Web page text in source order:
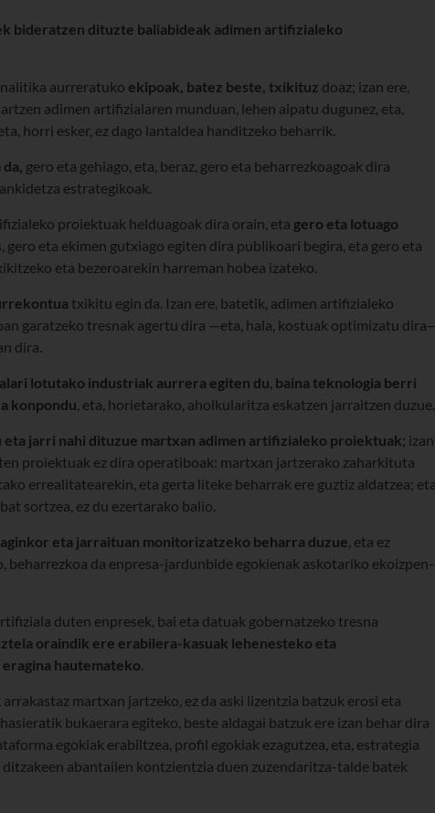
bideratzen dituzte baliabideak adimen artifizialeko
aurreratuko ekipoak, batez beste, txikituz doaz; izan ere,
adimen artifizialaren munduan, lehen aipatu dugunez, eta,
horri esker, ez dago lantaldea handitzeko beharrik.
gero eta gehiago, eta, beraz, gero eta beharrezkoagoak dira
estrategikoak.
proiektuak helduagoak dira orain, eta gero eta lotuago
gero eta ekimen gutxiago egiten dira publikoari begira, eta gero eta
eta bezeroarekin harreman hobea izateko.
txikitu egin da. Izan ere, batetik, adimen artifizialeko
garatzeko tresnak agertu dira —eta, hala, kostuak optimizatu
dira.
lotutako industriak aurrera egiten du baina teknologia berri
konpondu , eta, horietarako, aholkularitza eskatzen jarraitzen duzue.
eta jarri nahi dituzue martxan adimen artifizialeko proiektuak; izan
proiektuak ez dira operatiboak: martxan jartzerako zaharkituta
errealitatearekin, eta gerta liteke beharrak ere guztiz aldatzea;
sortzea, ez du ezertarako balio.
eta jarraituan monitorizatzeko beharra duzue , eta ez
beharrezkoa da enpresa-jardunbide egokienak askotariko ekoizpen-
duten enpresek, bai eta datuak gobernatzeko tresna
oraindik ere erabilera-kasuak lehenesteko eta
hautemateko
martxan jartzeko, ez da aski lizentzia batzuk erosi eta
bukaerara egiteko, beste aldagai batzuk ere izan behar dira
egokiak erabiltzea, profil egokiak ezagutzea, eta, estrategia
abantailen kontzientzia duen zuzendaritza-talde batek